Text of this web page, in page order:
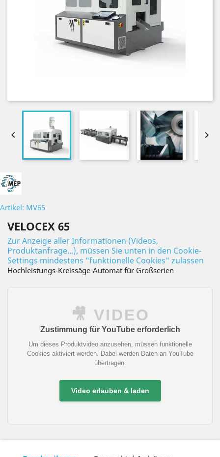
 
Artikel: MV65
VELOCEX 65
Zur Anzeige aller Informationen (Videos,
Produktanfrage...), müssen Sie unten in den Cookie-
Settings mindestens "funktionelle Cookies" zulassen
Hochleistungs-Kreissäge-Automat für Großserien
🎥 VIDEO
Zustimmung für YouTube erforderlich
Um dieses Produktvideo anzusehen, müssen funktionelle
Cookies aktiviert werden. Dabei werden Daten an YouTube
übertragen.
Video erlauben & laden